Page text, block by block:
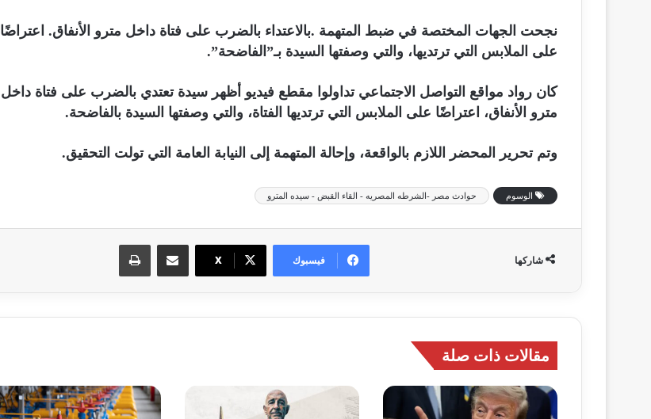
نجحت الجهات المختصة في ضبط المتهمة .بالاعتداء بالضرب على فتاة داخل مترو الأنفاق. اعتراضًا
على الملابس التي ترتديها، والتي وصفتها السيدة بـ”الفاضحة”.
كان رواد مواقع التواصل الاجتماعي تداولوا مقطع فيديو أظهر سيدة تعتدي بالضرب على فتاة داخل
مترو الأنفاق، اعتراضًا على الملابس التي ترتديها الفتاة، والتي وصفتها السيدة بالفاضحة.
وتم تحرير المحضر اللازم بالواقعة، وإحالة المتهمة إلى النيابة العامة التي تولت التحقيق.
الوسوم حوادث مصر -الشرطه المصريه - القاء القبض - سيده المترو
شاركها فيسبوك X
مشاركة عبر البريد
مقالات ذات صلة